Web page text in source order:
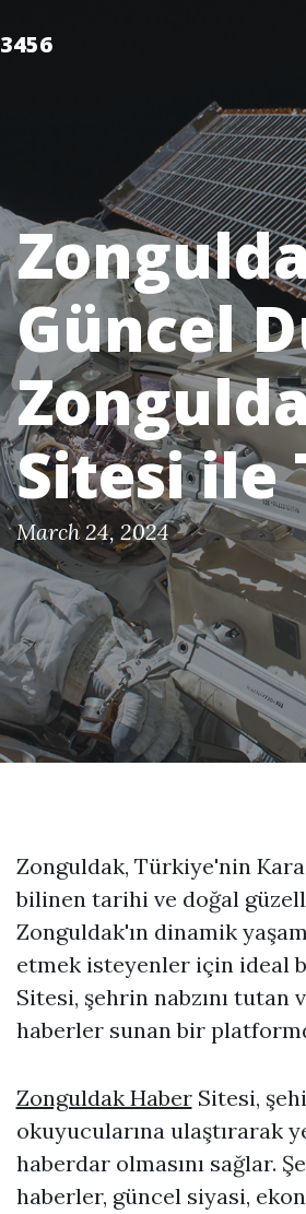
Güncel
Sitesi ile
March 24, 2024
Zonguldak, Türkiye'nin
bilinen tarihi ve doğal
Zonguldak'ın dinamik
etmek isteyenler için ideal
Sitesi, şehrin nabzını
haberler sunan bir
Zonguldak HaberSitesi,
okuyucularına ulaştırarak
haberdar olmasını sağlar.
haberler, güncel siyasi,